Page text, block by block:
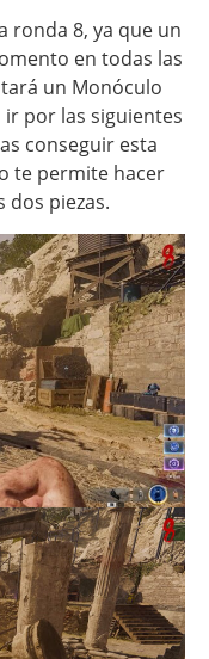
ronda 8, ya que un
en todas las
un Monóculo
por las siguientes
conseguir esta
te permite hacer
dos piezas.